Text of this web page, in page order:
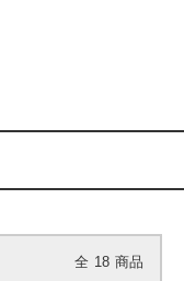
全 18 商品